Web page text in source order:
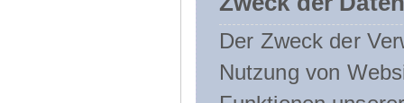
Der Zweck der
Nutzung von